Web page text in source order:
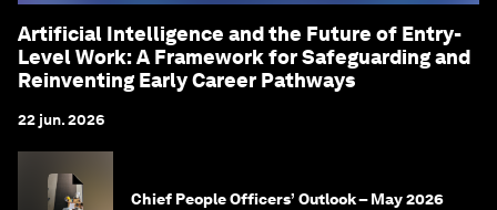
Artificial Intelligence and the Future of Entry-
Level Work: A Framework for Safeguarding and
Reinventing Early Career Pathways
22 jun. 2026
Chief People Officers’ Outlook – May 2026